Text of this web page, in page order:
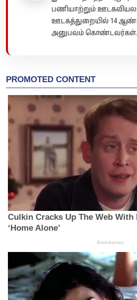
பணியாற்றும்
ஊடகத்துறையில் 14
அனுபவம் கொண்டவர்கள்.